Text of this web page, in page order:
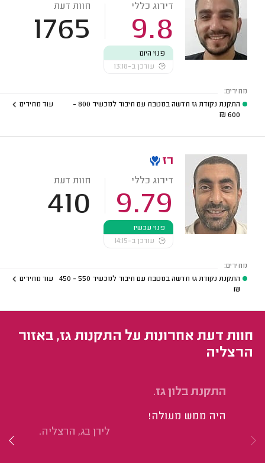
דירוג כללי
9.8
חוות דעת
1765
פנוי היום
עודכן ב-13:18
מחירים:
התקנת נקודת גז חדשה במטבח עם חיבור למכשיר
800 -
600
₪
עוד מחירים
רז
דירוג כללי
9.79
חוות דעת
410
פנוי עכשיו
עודכן ב-14:15
מחירים:
התקנת נקודת גז חדשה במטבח עם חיבור למכשיר 550 - 450
₪
עוד מחירים
חוות דעת אחרונות על התקנות גז, באזור
הרצליה
התקנת בלון גז.
היה ממש מעולה!
לירן בג, הרצליה.